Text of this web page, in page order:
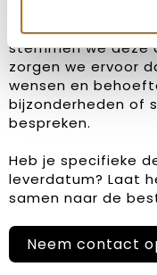
Bij ons staat
hanteren we
stemmen we deze
zorgen we ervoor
wensen en
bijzonderheden of
bespreken.
Heb je specifieke
leverdatum? Laat
samen naar de
Neem contact